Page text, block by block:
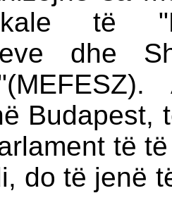
të
dhe
Budapest,
të
do të jenë